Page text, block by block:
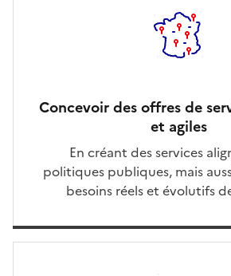
Concevoir des offres de
et agiles
En créant des services
politiques publiques, mais
besoins réels et évolutifs